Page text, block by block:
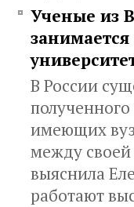
Ученые из
В России
имеющих
между
выяснила
работают